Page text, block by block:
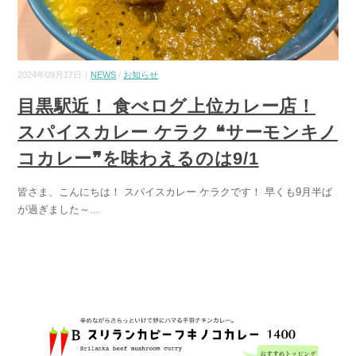
2024年09月17日｜ NEWS / お知らせ
目黒駅近！ 食べログ上位カレー店！
スパイスカレー ケラク ❝サーモンキノ
コカレー❞を味わえるのは9/1
皆さま、こんにちは！ スパイスカレー ケラクです！ 早くも9月半ば
が過ぎました～ ...